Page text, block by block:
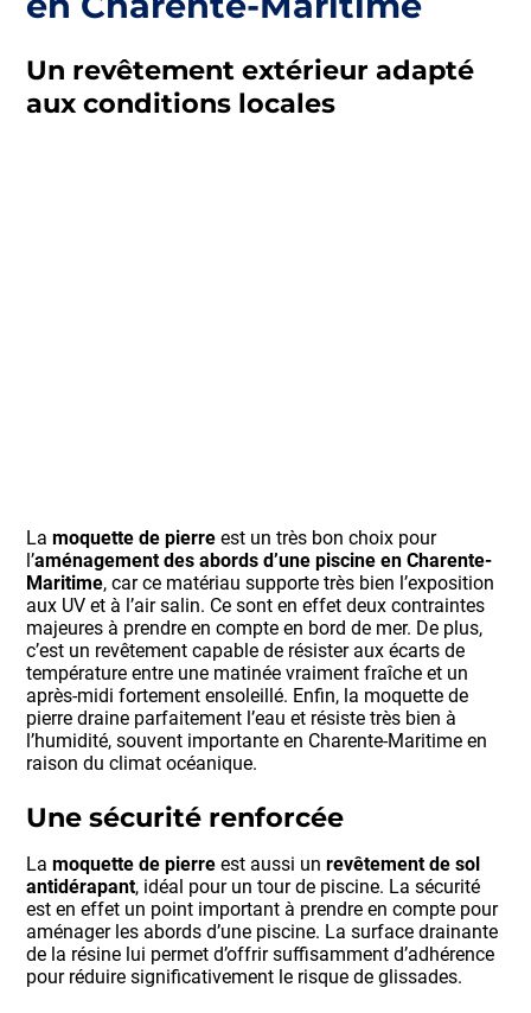
Un revêtement extérieur adapté
aux conditions locales
Lamoquette de pierre est un très bon choix pour
l’aménagement des abords d’une piscine en Charente-
Maritime, car ce matériau supporte très bien l’exposition
aux UV et à l’air salin. Ce sont en effet deux contraintes
majeures à prendre en compte en bord de mer. De plus,
c’est un revêtement capable de résister aux écarts de
température entre une matinée vraiment fraîche et un
après-midi fortement ensoleillé. Enfin, la moquette de
pierre draine parfaitement l’eau et résiste très bien à
l’humidité, souvent importante en Charente-Maritime en
raison du climat océanique.
Une sécurité renforcée
Lamoquette de pierre est aussi unrevêtement de sol
antidérapant, idéal pour un tour de piscine. La sécurité
est en effet un point important à prendre en compte pour
aménager les abords d’une piscine. La surface drainante
de la résine lui permet d’offrir suffisamment d’adhérence
pour réduire significativement le risque de glissades.